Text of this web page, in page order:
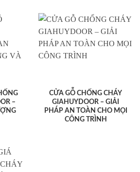
–
CỬA GỖ CHỐNG CHÁY
GIAHUYDOOR – GIẢI
PHÁP AN TOÀN CHO MỌI
CÔNG TRÌNH